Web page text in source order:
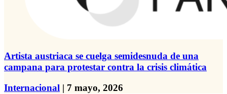
Artista austriaca se cuelga semidesnuda de una
campana para protestar contra la crisis climática
Internacional | 7 mayo, 2026